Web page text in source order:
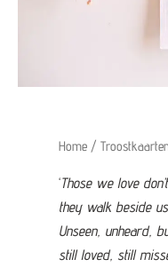
Home/ Troostkaarten
‘Those we love
they walk beside
Unseen, unheard,
still loved, still